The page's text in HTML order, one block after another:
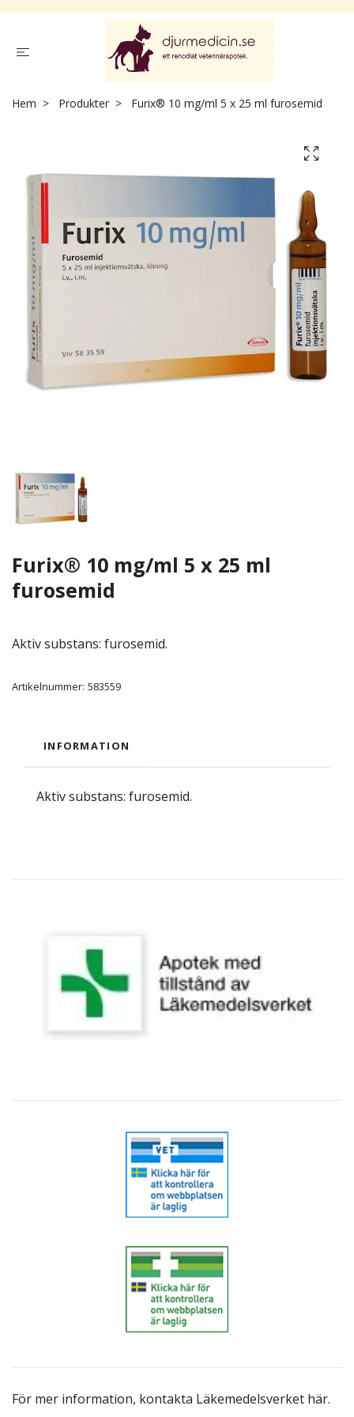
För mer information, kontakta Läkemedelsverket här.
Hem Produkter Furix® 10 mg/ml 5 x 25 ml furosemid
Furix® 10 mg/ml 5 x 25 ml
furosemid
Aktiv substans: furosemid.
Artikelnummer: 583559
INFORMATION
Aktiv substans: furosemid.